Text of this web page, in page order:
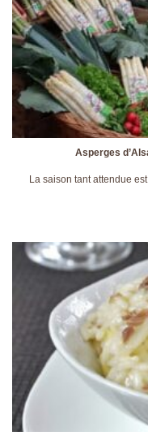
Asperges
La saison tant attendue